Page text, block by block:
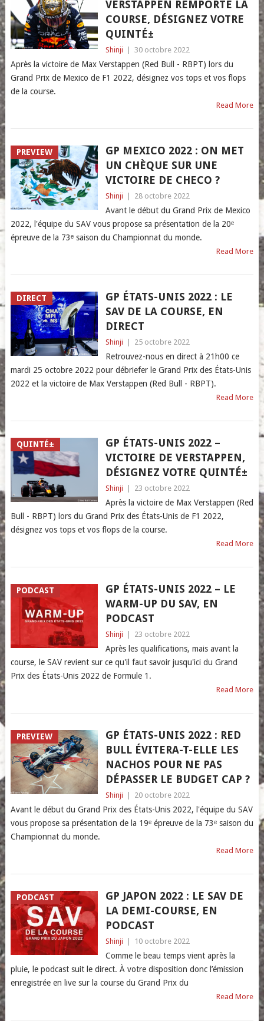
VERSTAPPEN REMPORTE LA
COURSE, DÉSIGNEZ VOTRE
QUINTÉ±
Shinji 30 octobre 2022
Après la victoire de Max Verstappen (Red Bull - RBPT) lors du
Grand Prix de Mexico de F1 2022, désignez vos tops et vos flops
de la course.
Read More
PREVIEW
GP MEXICO 2022 : ON MET
UN CHÈQUE SUR UNE
VICTOIRE DE CHECO ?
Shinji 28 octobre 2022
Avant le début du Grand Prix de Mexico
2022, l'équipe du SAV vous propose sa présentation de la 20ᵉ
épreuve de la 73ᵉ saison du Championnat du monde.
Read More
DIRECT
GP ÉTATS-UNIS 2022 : LE
SAV DE LA COURSE, EN
DIRECT
Shinji 25 octobre 2022
Retrouvez-nous en direct à 21h00 ce
mardi 25 octobre 2022 pour débriefer le Grand Prix des États-Unis
2022 et la victoire de Max Verstappen (Red Bull - RBPT).
Read More
QUINTÉ±
GP ÉTATS-UNIS 2022 –
VICTOIRE DE VERSTAPPEN,
DÉSIGNEZ VOTRE QUINTÉ±
Shinji 23 octobre 2022
Après la victoire de Max Verstappen (Red
Bull - RBPT) lors du Grand Prix des États-Unis de F1 2022,
désignez vos tops et vos flops de la course.
Read More
PODCAST
GP ÉTATS-UNIS 2022 – LE
WARM-UP DU SAV, EN
PODCAST
Shinji 23 octobre 2022
Après les qualifications, mais avant la
course, le SAV revient sur ce qu'il faut savoir jusqu'ici du Grand
Prix des États-Unis 2022 de Formule 1.
Read More
PREVIEW
GP ÉTATS-UNIS 2022 : RED
BULL ÉVITERA-T-ELLE LES
NACHOS POUR NE PAS
DÉPASSER LE BUDGET CAP ?
Shinji 20 octobre 2022
Avant le début du Grand Prix des États-Unis 2022, l'équipe du SAV
vous propose sa présentation de la 19ᵉ épreuve de la 73ᵉ saison du
Championnat du monde.
Read More
PODCAST
GP JAPON 2022 : LE SAV DE
LA DEMI-COURSE, EN
PODCAST
Shinji 10 octobre 2022
Comme le beau temps vient après la
pluie, le podcast suit le direct. À votre disposition donc l’émission
enregistrée en live sur la course du Grand Prix du
Read More